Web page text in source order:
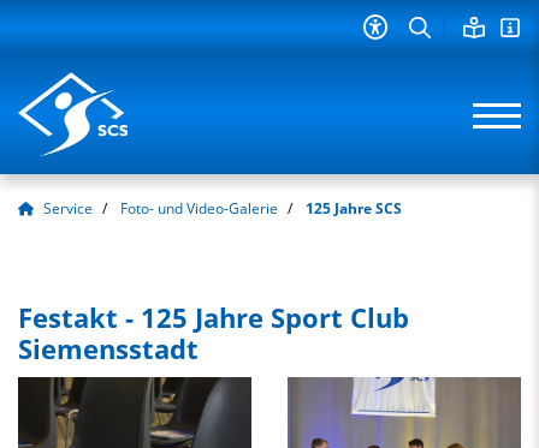
Service Foto- und Video-Galerie 125 Jahre SCS
Festakt - 125 Jahre Sport Club
Siemensstadt